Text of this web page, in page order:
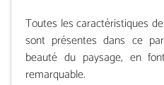
Toutes les caractéristiques
sont présentes dans ce
beauté du paysage, en
remarquable.